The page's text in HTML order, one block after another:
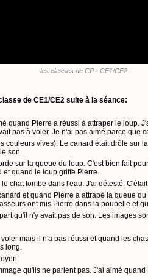
les classes de CP - CE1/CE2
de CE1/CE2 suite à la séance:
quand Pierre a réussi à attraper le loup.
pas à voler. Je n'ai pas aimé parce que
couleurs vives). Le canard était drôle sur
son.
sur la queue du loup. C'est bien fait
et quand le loup griffe Pierre.
chat tombe dans l'eau. J'ai détesté.
et quand Pierre a attrapé la queue
ont mis Pierre dans la poubelle et
qu'il n'y avait pas de son. Les images
mais il n'a pas réussi et quand les
long.
qu'ils ne parlent pas. J'ai aimé